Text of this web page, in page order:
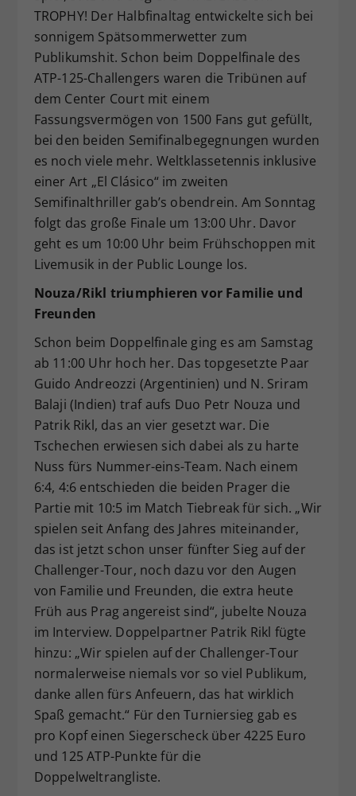
TROPHY! Der Halbfinaltag entwickelte sich bei
sonnigem Spätsommerwetter zum
Publikumshit. Schon beim Doppelfinale des
ATP-125-Challengers waren die Tribünen auf
dem Center Court mit einem
Fassungsvermögen von 1500 Fans gut gefüllt,
bei den beiden Semifinalbegegnungen wurden
es noch viele mehr. Weltklassetennis inklusive
einer Art „El Clásico“ im zweiten
Semifinalthriller gab’s obendrein. Am Sonntag
folgt das große Finale um 13:00 Uhr. Davor
geht es um 10:00 Uhr beim Frühschoppen mit
Livemusik in der Public Lounge los.
Nouza/Rikl triumphieren vor Familie und
Freunden
Schon beim Doppelfinale ging es am Samstag
ab 11:00 Uhr hoch her. Das topgesetzte Paar
Guido Andreozzi (Argentinien) und N. Sriram
Balaji (Indien) traf aufs Duo Petr Nouza und
Patrik Rikl, das an vier gesetzt war. Die
Tschechen erwiesen sich dabei als zu harte
Nuss fürs Nummer-eins-Team. Nach einem
6:4, 4:6 entschieden die beiden Prager die
Partie mit 10:5 im Match Tiebreak für sich. „Wir
spielen seit Anfang des Jahres miteinander,
das ist jetzt schon unser fünfter Sieg auf der
Challenger-Tour, noch dazu vor den Augen
von Familie und Freunden, die extra heute
Früh aus Prag angereist sind“, jubelte Nouza
im Interview. Doppelpartner Patrik Rikl fügte
hinzu: „Wir spielen auf der Challenger-Tour
normalerweise niemals vor so viel Publikum,
danke allen fürs Anfeuern, das hat wirklich
Spaß gemacht.“ Für den Turniersieg gab es
pro Kopf einen Siegerscheck über 4225 Euro
und 125 ATP-Punkte für die
Doppelweltrangliste.
Zweck
Dieser Wert speichert Ihre Consent-
Einstellungen. Unter anderem eine
zufällig generierte ID, für die
historische Speicherung Ihrer
vorgenommen Einstellungen, falls der
Webseiten-Betreiber dies eingestellt
hat.